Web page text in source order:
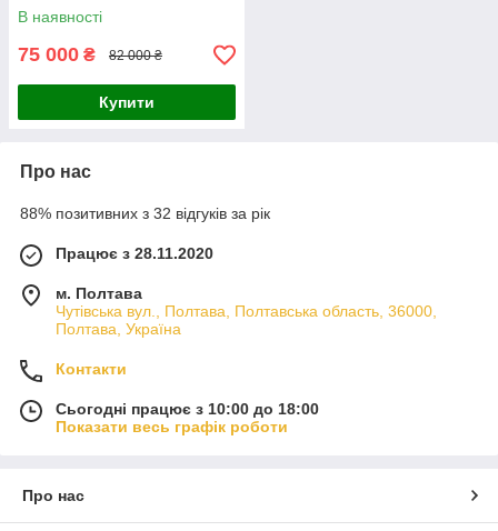
В наявності
75 000 ₴ 82 000 ₴
Купити
Про нас
88% позитивних з 32 відгуків за рік
Працює з 28.11.2020
м. Полтава
Чутівська вул., Полтава, Полтавська область, 36000,
Полтава, Україна
Контакти
Сьогодні працює з 10:00 до 18:00
Показати весь графік роботи
Про нас